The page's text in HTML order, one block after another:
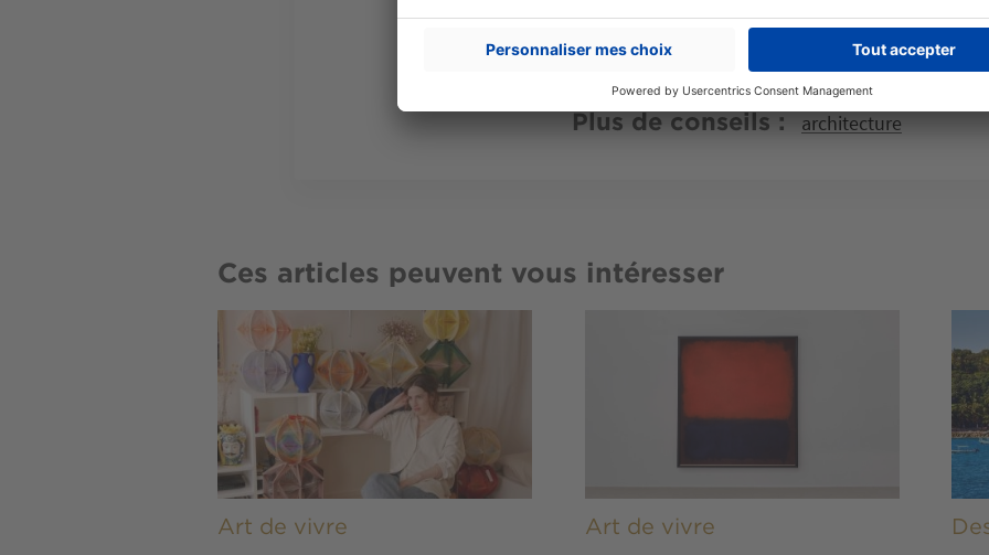
Partager sur
Plus de conseils architecture
Ces articles peuvent vous intéresser
Art de vivre Art de vivre